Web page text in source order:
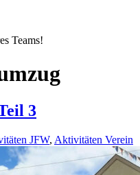
Teams!
3
JFW, Aktivitäten Verein